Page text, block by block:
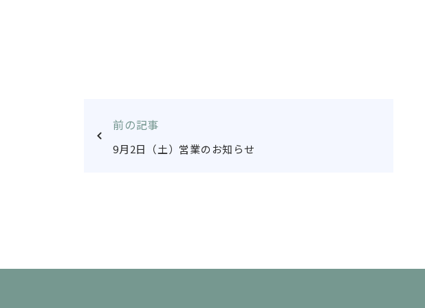
前の記事
9月2日（土）営業のお知らせ